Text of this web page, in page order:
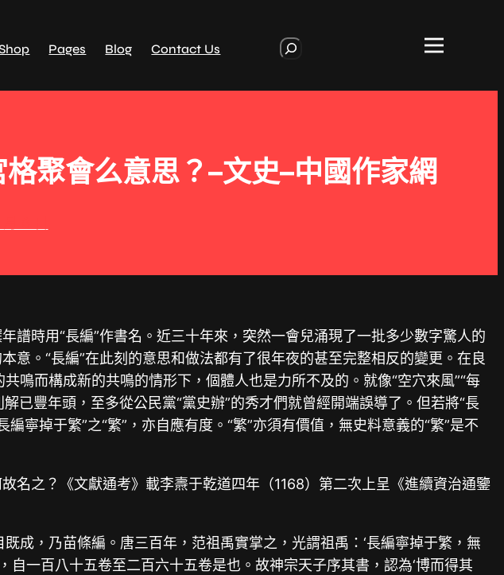
Pages Blog Contact Us
r
聚會么意思？–文史–中國作家網
譜時用“長編”作書名。近三十年來，突然一會兒涌現了一批多少數字驚人的
意。“長編”在此刻的意思和做法都有了很年夜的甚至完整相反的變更。在良
鳴而構成新的共鳴的情形下，個體人也是力所不及的。就像“空穴來風”“每
已豐年頭，至多從公民黨“黨史辦”的秀才們就曾經開端誤導了。但若將“長
寧掉于繁”之“繁”，亦自應有度。“繁”亦須有價值，無史料意義的“繁”是不
名之？《文獻通考》載李燾于乾道四年（1168）第二次上呈《進續資治通鑒
成，乃苗條編。唐三百年，范祖禹實掌之，光謂祖禹：‘長編寧掉于繁，無
一百八十五卷至二百六十五卷是也。故神宗天子序其書，認為‘博而得其